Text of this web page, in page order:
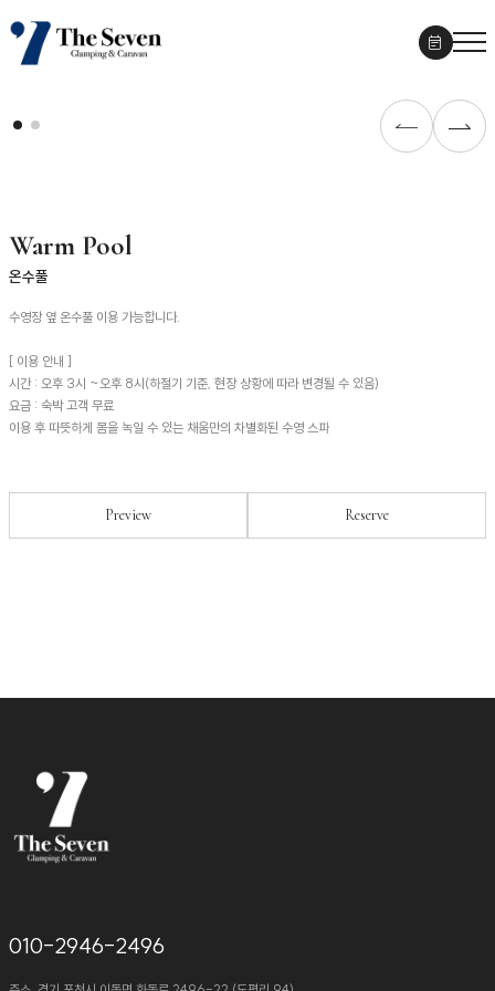
Warm Pool
온수풀
수영장 옆 온수풀 이용 가능합니다.
[ 이용 안내 ]
시간 : 오후 3시 ~오후 8시(하절기 기준, 현장 상황에 따라 변경될 수 있음)
요금 : 숙박 고객 무료
이용 후 따뜻하게 몸을 녹일 수 있는 채움만의 차별화된 수영 스파
Preview Reserve
010-2946-2496